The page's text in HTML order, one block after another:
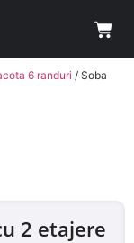
6 randuri / Soba
2 etajere